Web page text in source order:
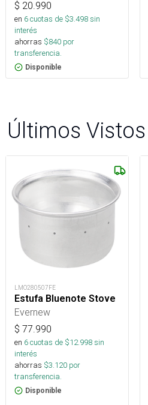
$ 20.990
en 6cuotas de $3.498sin
interés
ahorras $840 por
transferencia.
Disponible
Últimos Vistos
LMO280507FE
Estufa Bluenote Stove
Evernew
$ 77.990
en 6cuotas de $12.998sin
interés
ahorras $3.120 por
transferencia.
Disponible